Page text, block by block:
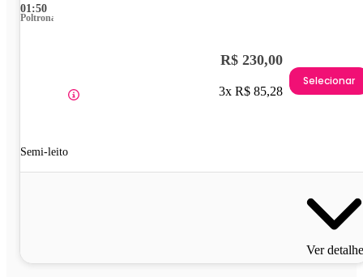
01:50
Poltrona
Semi-leito
R$ 230,00
3x R$ 85,28
Selecionar
Ver